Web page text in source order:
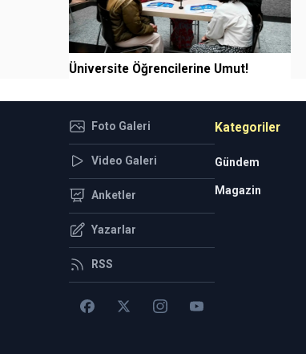
Üniversite Öğrencilerine Umut!
Foto Galeri
Video Galeri
Anketler
Yazarlar
RSS
Kategoriler
Gündem
Magazin